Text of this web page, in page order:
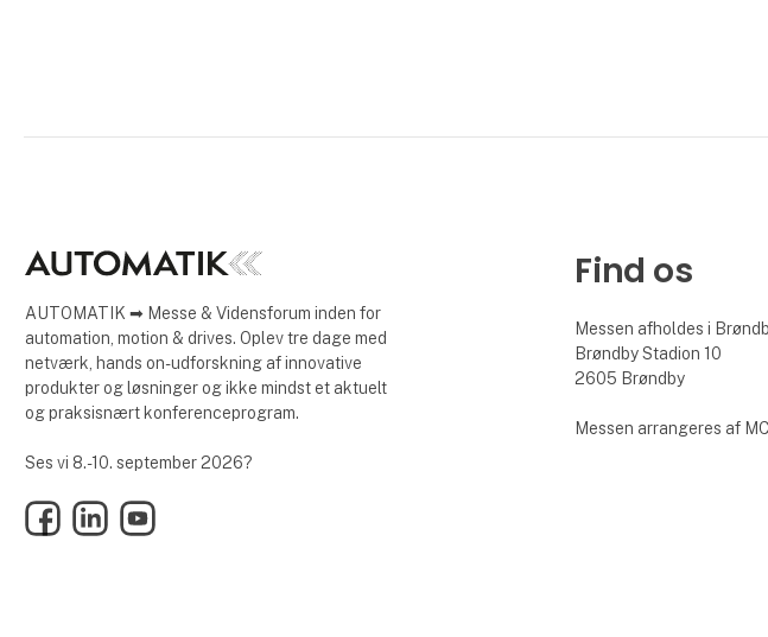
AUTOMATIK ➡ Messe & Vidensforum inden for
automation, motion & drives. Oplev tre dage med
netværk, hands on-udforskning af innovative
produkter og løsninger og ikke mindst et aktuelt
og praksisnært konferenceprogram.
Ses vi 8.-10. september 2026?
FacebookLinkedInYouTube
Find os
Messen afholdes i
Brøndby Stadion 10
2605 Brøndby
Messen arrangeres af